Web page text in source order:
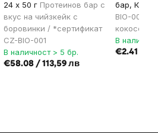
24 x 50 г Протеинов бар с
вкус на чийзкейк с
боровинки / *сертификат
CZ-BIO-001
В наличност > 5 бр.
€58.08 / 113,59 лв
бар,
BIO-001
кокосова
В
€2.41 /